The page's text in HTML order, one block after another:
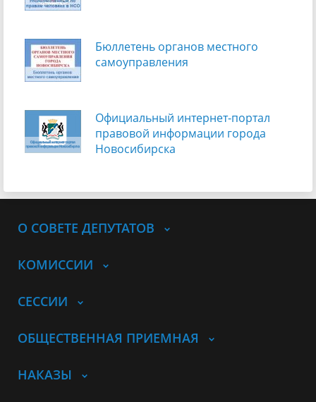
Бюллетень органов местного
самоуправления
Официальный интернет-портал
правовой информации города
Новосибирска
О СОВЕТЕ ДЕПУТАТОВ
КОМИССИИ
СЕССИИ
ОБЩЕСТВЕННАЯ ПРИЕМНАЯ
НАКАЗЫ